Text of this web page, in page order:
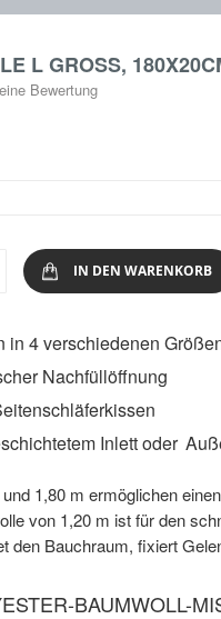
L GROSS, 180X20CM
Bewertung
IN DEN WARENKORB
in 4 verschiedenen
Nachfüllöffnung
Inlett oder
1,80 m ermöglichen
von 1,20 m ist für den
den Bauchraum, fixiert
BAUMWOLL-